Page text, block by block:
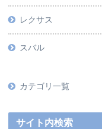
レクサス
スバル
カテゴリ一覧
サイト内検索